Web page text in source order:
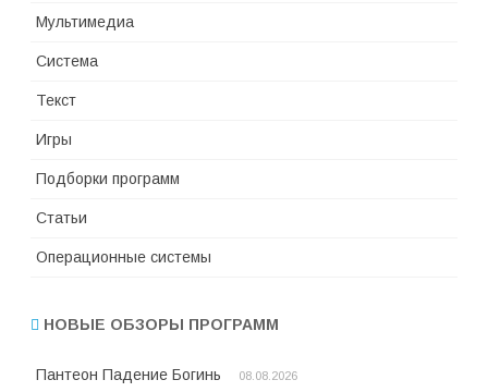
Мультимедиа
Система
Текст
Игры
Подборки программ
Статьи
Операционные системы
НОВЫЕ ОБЗОРЫ ПРОГРАММ
Пантеон Падение Богинь 08.08.2026